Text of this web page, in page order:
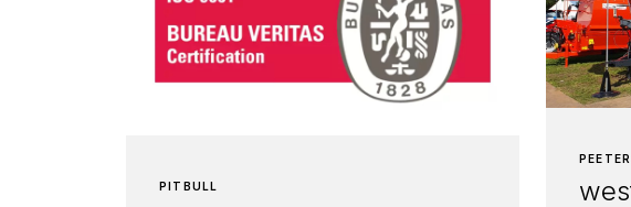
PITBULL